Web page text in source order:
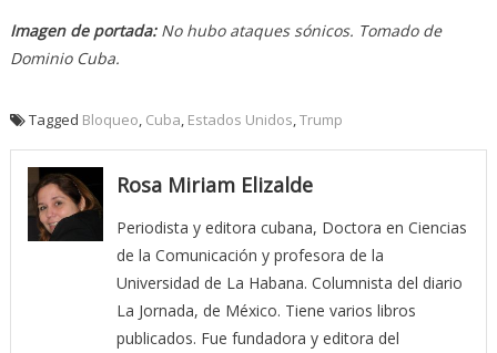
Imagen de portada:No hubo ataques sónicos. Tomado de
Dominio Cuba.
Tagged Bloqueo Cuba Estados Unidos Trump
Rosa Miriam Elizalde
Periodista y editora cubana, Doctora en Ciencias
de la Comunicación y profesora de la
Universidad de La Habana. Columnista del diario
La Jornada, de México. Tiene varios libros
publicados. Fue fundadora y editora del